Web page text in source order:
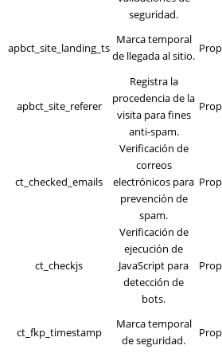
seguridad.
apbct_site_landing_ts
Marca temporal
de llegada al sitio.
apbct_site_referer
Registra la
procedencia de la
visita para fines
anti-spam.
ct_checked_emails
Verificación de
correos
electrónicos para
prevención de
spam.
ct_checkjs
Verificación de
ejecución de
JavaScript para
detección de
bots.
ct_fkp_timestamp
Marca temporal
de seguridad.